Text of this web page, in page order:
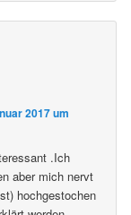
2017 um
.Ich
aber mich nervt
hochgestochen